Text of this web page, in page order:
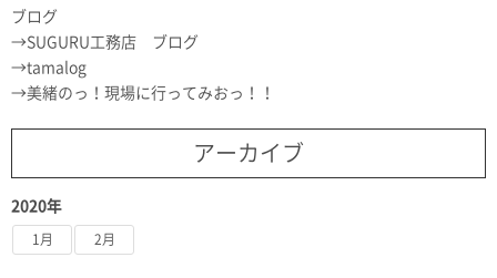
ブログ
SUGURU工務店 ブログ
tamalog
美緒のっ！現場に行ってみおっ！！
アーカイブ
2020年
1月 2月